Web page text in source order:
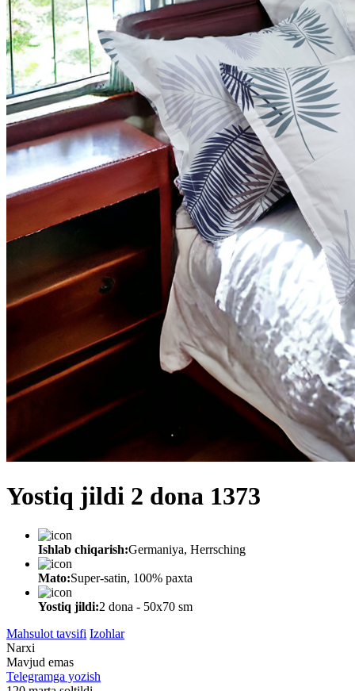
Yostiq jildi 2 dona 1373
Ishlab chiqarish:Germaniya, Herrsching
Mato:Super-satin, 100% paxta
Yostiq jildi:2 dona - 50x70 sm
Mahsulot tavsifi Izohlar
Narxi
Mavjud emas
Telegramga yozish